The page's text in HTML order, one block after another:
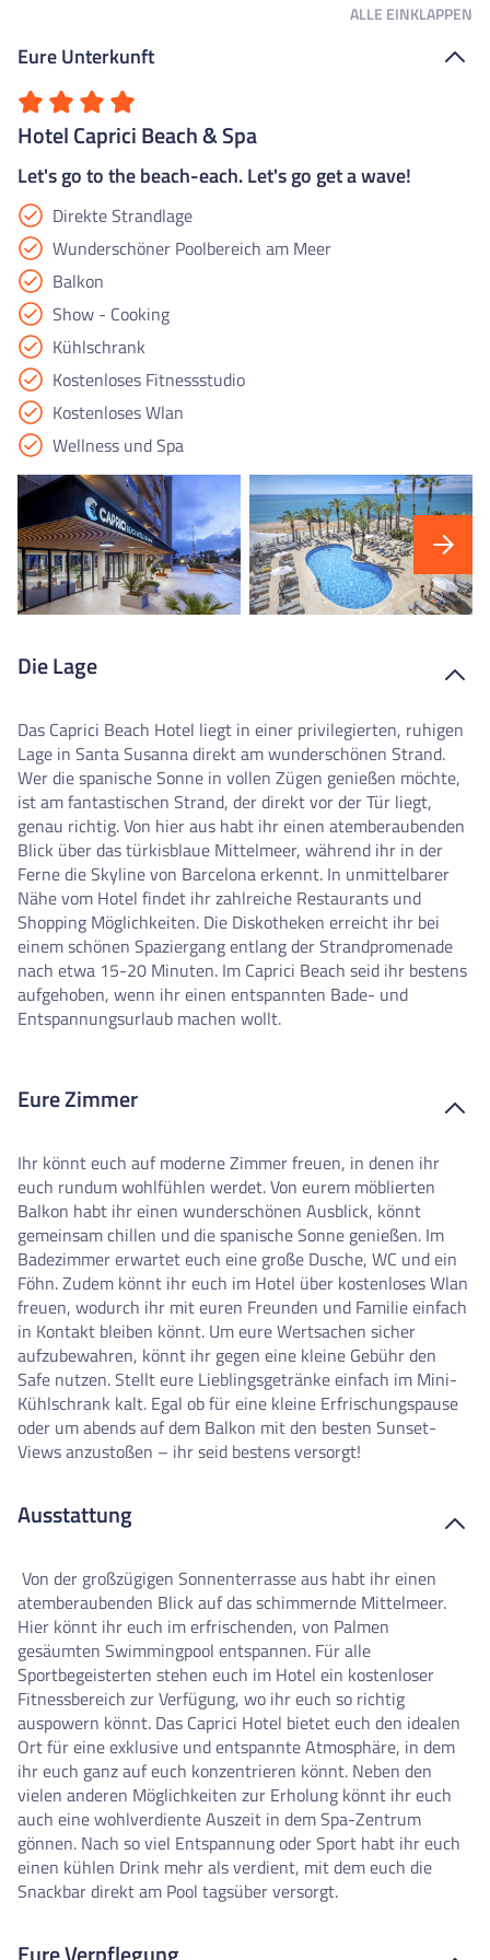
ALLE EINKLAPPEN
Eure Unterkunft
Hotel Caprici Beach & Spa
Let's go to the beach-each. Let's go get a wave!
Direkte Strandlage
Wunderschöner Poolbereich am Meer
Balkon
Show - Cooking
Kühlschrank
Kostenloses Fitnessstudio
Kostenloses Wlan
Wellness und Spa
Die Lage
Das Caprici Beach Hotel liegt in einer privilegierten, ruhigen
Lage in Santa Susanna direkt am wunderschönen Strand.
Wer die spanische Sonne in vollen Zügen genießen möchte,
ist am fantastischen Strand, der direkt vor der Tür liegt,
genau richtig. Von hier aus habt ihr einen atemberaubenden
Blick über das türkisblaue Mittelmeer, während ihr in der
Ferne die Skyline von Barcelona erkennt. In unmittelbarer
Nähe vom Hotel findet ihr zahlreiche Restaurants und
Shopping Möglichkeiten. Die Diskotheken erreicht ihr bei
einem schönen Spaziergang entlang der Strandpromenade
nach etwa 15-20 Minuten. Im Caprici Beach seid ihr bestens
aufgehoben, wenn ihr einen entspannten Bade- und
Entspannungsurlaub machen wollt.
Eure Zimmer
Ihr könnt euch auf moderne Zimmer freuen, in denen ihr
euch rundum wohlfühlen werdet. Von eurem möblierten
Balkon habt ihr einen wunderschönen Ausblick, könnt
gemeinsam chillen und die spanische Sonne genießen. Im
Badezimmer erwartet euch eine große Dusche, WC und ein
Föhn. Zudem könnt ihr euch im Hotel über kostenloses Wlan
freuen, wodurch ihr mit euren Freunden und Familie einfach
in Kontakt bleiben könnt. Um eure Wertsachen sicher
aufzubewahren, könnt ihr gegen eine kleine Gebühr den
Safe nutzen. Stellt eure Lieblingsgetränke einfach im Mini-
Kühlschrank kalt. Egal ob für eine kleine Erfrischungspause
oder um abends auf dem Balkon mit den besten Sunset-
Views anzustoßen – ihr seid bestens versorgt!
Ausstattung
Von der großzügigen Sonnenterrasse aus habt ihr einen
atemberaubenden Blick auf das schimmernde Mittelmeer.
Hier könnt ihr euch im erfrischenden, von Palmen
gesäumten Swimmingpool entspannen. Für alle
Sportbegeisterten stehen euch im Hotel ein kostenloser
Fitnessbereich zur Verfügung, wo ihr euch so richtig
auspowern könnt. Das Caprici Hotel bietet euch den idealen
Ort für eine exklusive und entspannte Atmosphäre, in dem
ihr euch ganz auf euch konzentrieren könnt. Neben den
vielen anderen Möglichkeiten zur Erholung könnt ihr euch
auch eine wohlverdiente Auszeit in dem Spa-Zentrum
gönnen. Nach so viel Entspannung oder Sport habt ihr euch
einen kühlen Drink mehr als verdient, mit dem euch die
Snackbar direkt am Pool tagsüber versorgt.